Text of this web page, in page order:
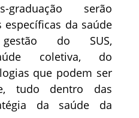
serão
da saúde
do SUS,
coletiva, do
que podem ser
tudo dentro das
da saúde da